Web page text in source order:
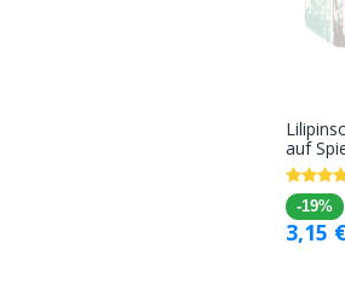
auf
-19%
3,15